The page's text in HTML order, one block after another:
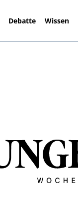
Debatte Wissen